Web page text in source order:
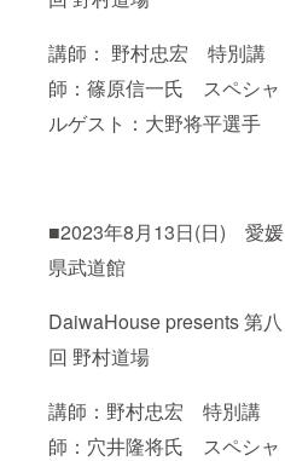
講師： 野村忠宏 特別講
師：篠原信一氏 スペシャ
ルゲスト：大野将平選手
■2023年8月13日(日) 愛媛
県武道館
DaiwaHouse presents 第八
回 野村道場
講師：野村忠宏 特別講
師：穴井隆将氏 スペシャ